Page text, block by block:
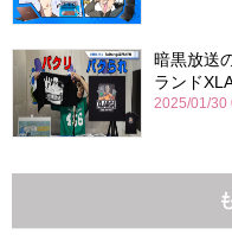
暗黒放送
ランド
2025/01/30